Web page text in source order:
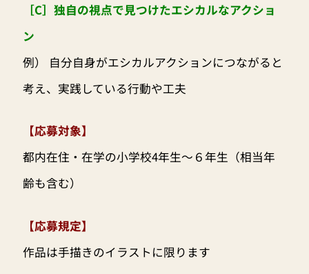
［C］独自の視点で見つけたエシカルなアクショ
ン
例） 自分自身がエシカルアクションにつながると
考え、実践している行動や工夫
【応募対象】
都内在住・在学の小学校4年生〜６年生（相当年
齢も含む）
【応募規定】
作品は手描きのイラストに限ります